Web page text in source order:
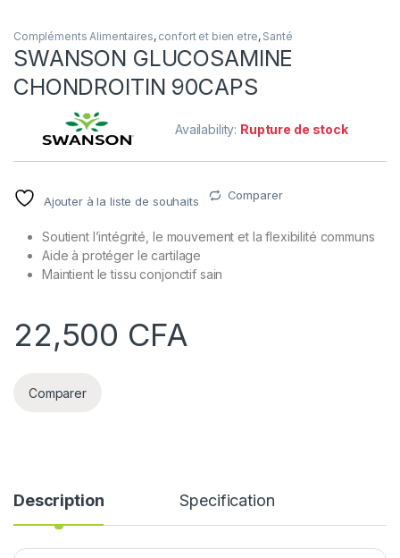
Compléments Alimentaires, confort et bien etre, Santé
SWANSON GLUCOSAMINE
CHONDROITIN 90CAPS
Availability: Rupture de stock
Ajouter à la liste de souhaits Comparer
Soutient l’intégrité, le mouvement et la flexibilité communs
Aide à protéger le cartilage
Maintient le tissu conjonctif sain
22,500 CFA
Comparer
Description Specification